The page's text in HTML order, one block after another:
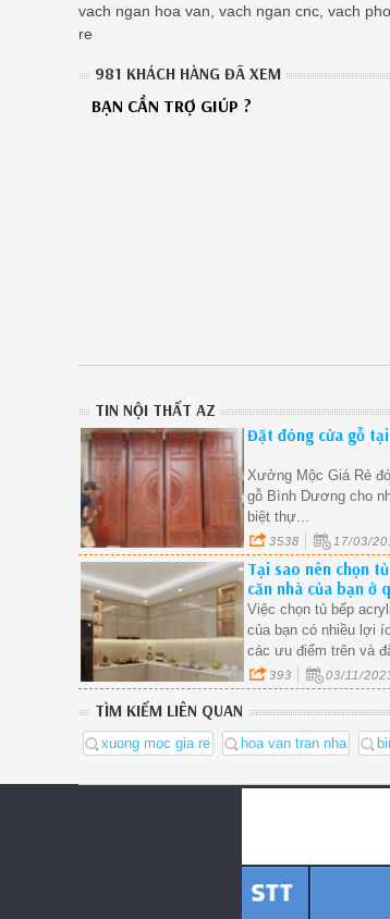
vach ngan hoa van, vach ngan cnc, vach
re
981 KHÁCH HÀNG ĐÃ XEM
BẠN CẦN TRỢ GIÚP ?
TIN NỘI THẤT AZ
Đặt đóng cửa gỗ
Xưởng Mộc Giá Rẻ
gỗ Bình Dương cho
biệt thự...
3538 17/03/
Tại sao nên chọn
căn nhà của bạn ở
Việc chọn tủ bếp
của bạn có nhiều lợi
các ưu điểm trên và
sách lựa chọn khi bạn
393 03/11/
TÌM KIẾM LIÊN QUAN
xuong moc gia re hoa van tran nha